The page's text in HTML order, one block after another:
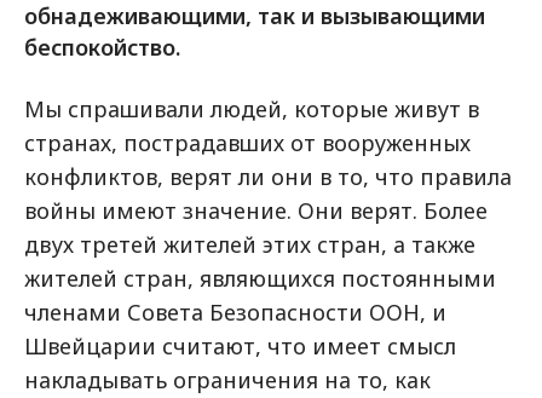
обнадеживающими, так и вызывающими
беспокойство.
Мы спрашивали людей, которые живут в
странах, пострадавших от вооруженных
конфликтов, верят ли они в то, что правила
войны имеют значение. Они верят. Более
двух третей жителей этих стран, а также
жителей стран, являющихся постоянными
членами Совета Безопасности ООН, и
Швейцарии считают, что имеет смысл
накладывать ограничения на то, как